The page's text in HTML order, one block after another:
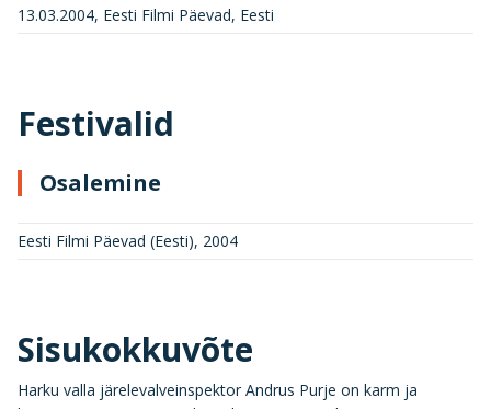
13.03.2004, Eesti Filmi Päevad, Eesti
Festivalid
Osalemine
Eesti Filmi Päevad (Eesti), 2004
Sisukokkuvõte
Harku valla järelevalveinspektor Andrus Purje on karm ja